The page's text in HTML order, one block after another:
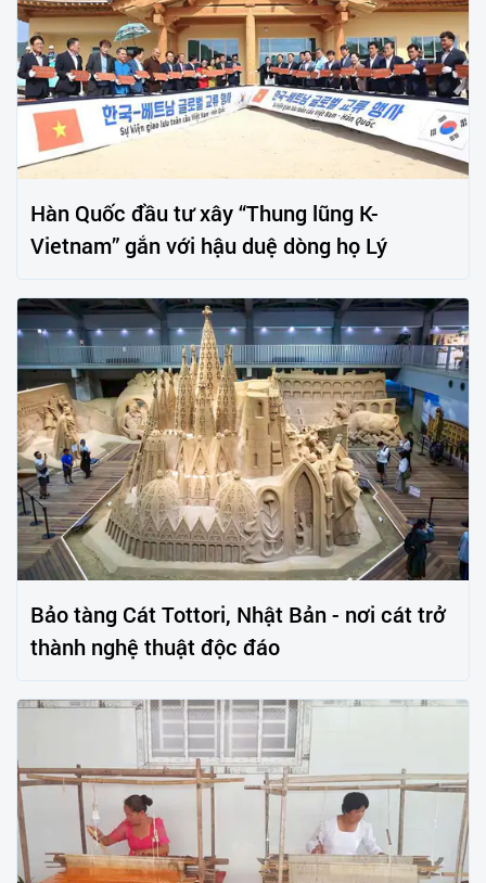
Hàn Quốc đầu tư xây “Thung lũng K-
Vietnam” gắn với hậu duệ dòng họ Lý
Bảo tàng Cát Tottori, Nhật Bản - nơi cát trở
thành nghệ thuật độc đáo